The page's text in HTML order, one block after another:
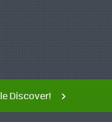
Discover!